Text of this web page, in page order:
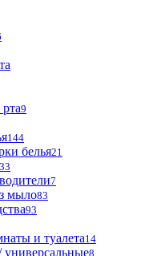
9
144
белья21
33
7
мыло83
93
и туалета14
универсальные8